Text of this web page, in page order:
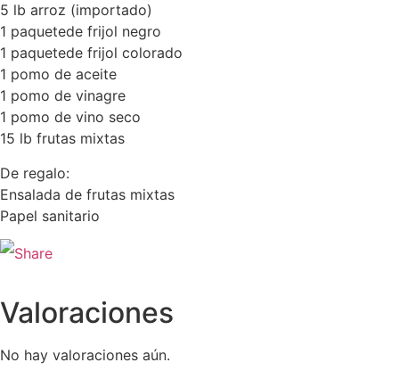
5 lb arroz (importado)
1 paquetede frijol negro
1 paquetede frijol colorado
1 pomo de aceite
1 pomo de vinagre
1 pomo de vino seco
15 lb frutas mixtas
De regalo:
Ensalada de frutas mixtas
Papel sanitario
Valoraciones
No hay valoraciones aún.